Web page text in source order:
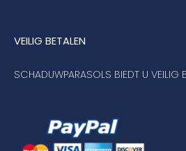
VEILIG BETALEN
SCHADUWPARASOLS BIEDT U VEILIG